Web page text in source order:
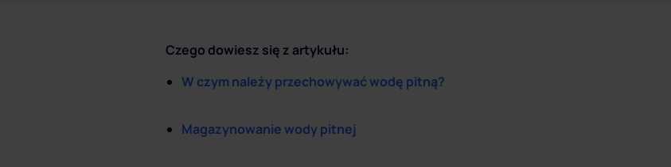
Czego dowiesz się z artykułu:
W czym należy przechowywać wodę pitną?
Magazynowanie wody pitnej